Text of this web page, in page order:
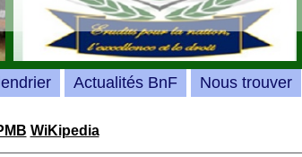
WiKipedia
Actualités BnF Nous trouver